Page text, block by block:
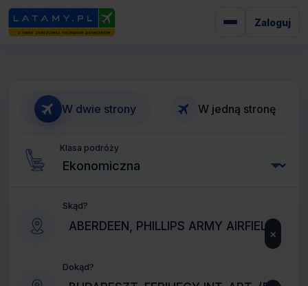
Zaloguj
W dwie strony W jedną stronę
Klasa podróży
Skąd?
×
Dokąd?